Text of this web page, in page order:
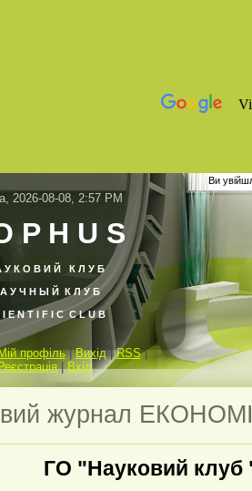
2026-08-08, 2:57 PM
P H U S
У К О В И Й К Л У Б
У Ч Н Ы Й К Л У Б
I E N T I F I C C L U B
профіль|Вихід|RSS|
|Вхід
Ви
журнал
ГО "Науковий